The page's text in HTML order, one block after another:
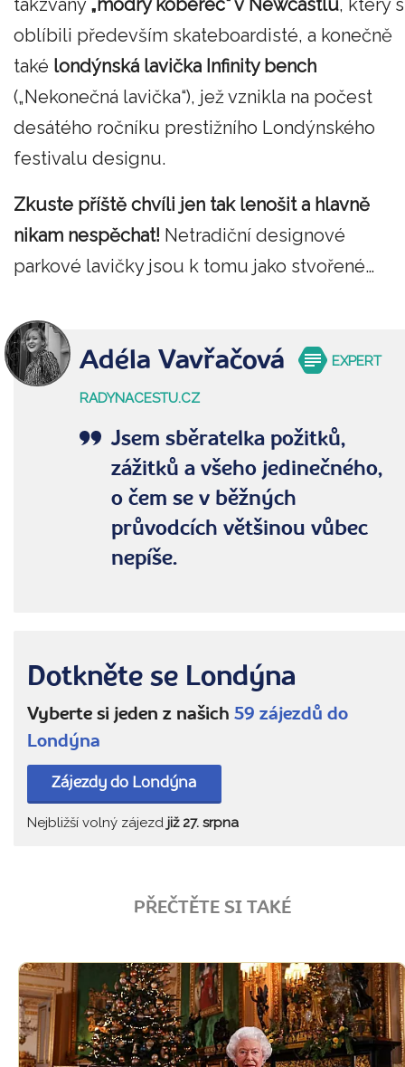
takzvaný „modrý koberec“ v Newcastlu, který
oblíbili především skateboardisté, a konečně
také londýnská lavička Infinity bench
(„Nekonečná lavička“), jež vznikla na počest
desátého ročníku prestižního Londýnského
festivalu designu.
Zkuste příště chvíli jen tak lenošit a hlavně
nikam nespěchat! Netradiční designové
parkové lavičky jsou k tomu jako stvořené…
Adéla Vavřačová EXPERT
RADYNACESTU.CZ
Jsem sběratelka požitků,
zážitků a všeho jedinečného,
o čem se v běžných
průvodcích většinou vůbec
nepíše.
Dotkněte se Londýna
Vyberte si jeden z našich 59 zájezdů do
Londýna
Zájezdy do Londýna
Nejbližší volný zájezd již 27. srpna
PŘEČTĚTE SI TAKÉ